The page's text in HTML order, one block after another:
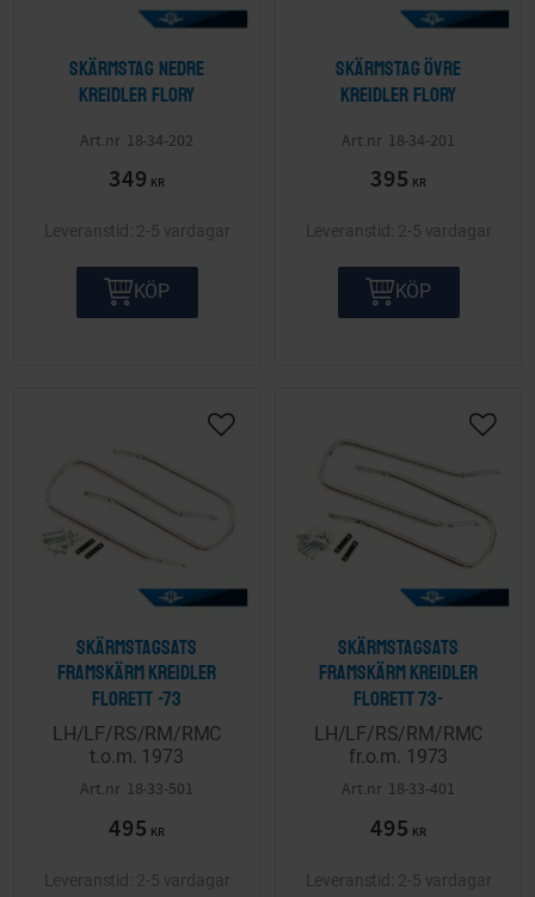
Skärmstag nedre
Kreidler Flory
18-34-202
349 KR
2-5 vardagar
KÖP
Skärmstag övre
Kreidler Flory
18-34-201
395 KR
2-5 vardagar
KÖP
Skärmstagsats
framskärm Kreidler
florett -73
LH/LF/RS/RM/RMC
t.o.m. 1973
18-33-501
495 KR
Lägg till i önskelista
2-5 vardagar
Skärmstagsats
framskärm Kreidler
florett 73-
LH/LF/RS/RM/RMC
fr.o.m. 1973
18-33-401
495 KR
Lägg
2-5 vardagar